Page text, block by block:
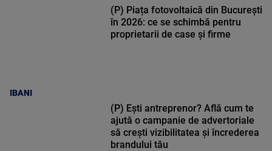
IBANI
(P) Piața fotovoltaică din București
în 2026: ce se schimbă pentru
proprietarii de case și firme
(P) Ești antreprenor? Află cum te
ajută o campanie de advertoriale
să crești vizibilitatea și încrederea
brandului tău